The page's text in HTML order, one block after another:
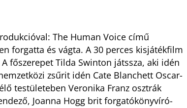
The Human Voice című
forgatta és vágta. A 30 perces kisjátékfilm
főszerepet Tilda Swinton játssza, aki idén
zsűrit idén Cate Blanchett Oscar-
testületeben Veronika Franz osztrák
Joanna Hogg brit forgatókönyvíró-